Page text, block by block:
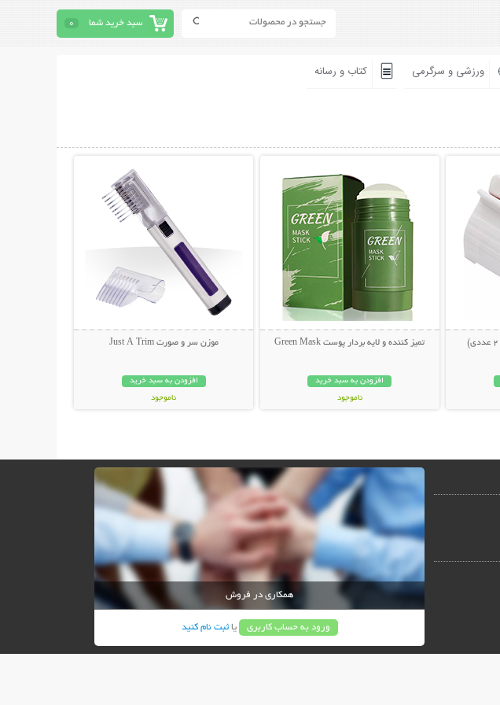
سبد خرید شما 0
ورزشی و سرگرمی کتاب و رسانه
تمیز کننده و لایه بردار پوست Green Mask
افزودن به سبد خرید
ناموجود
موزن سر و صورت Just A Trim
افزودن به سبد خرید
ناموجود
همکاری در فروش
ورود به حساب کاربری یاثبت نام کنید